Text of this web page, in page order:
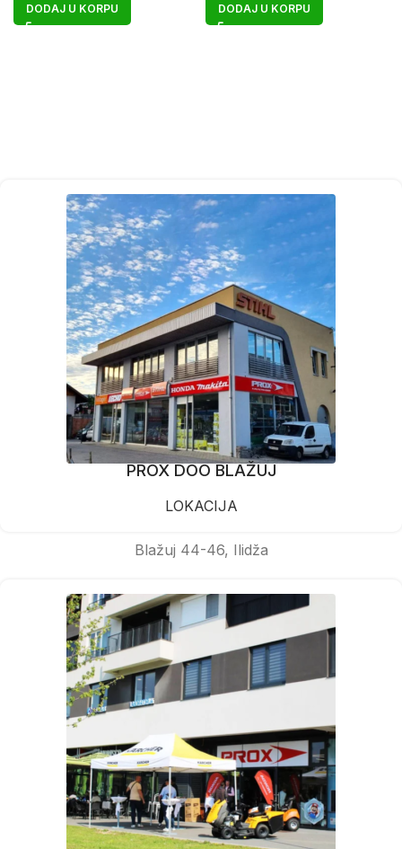
DODAJ U KORPU DODAJ U KORPU
PROX DOO BLAŽUJ
LOKACIJA
Blažuj 44-46, Ilidža